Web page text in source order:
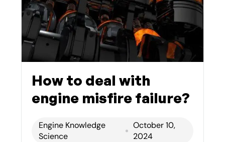
How to deal with
engine misfire failure?
Engine Knowledge
Science
October 10,
2024